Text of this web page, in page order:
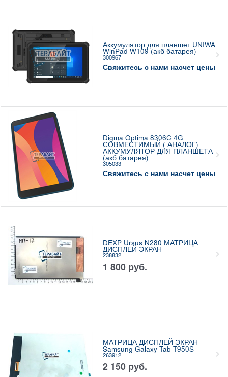
Аккумулятор для планшет UNIWA
WinPad W109 (акб батарея)
300967
Свяжитесь с нами насчет цены
Digma Optima 8306C 4G
СОВМЕСТИМЫЙ ( АНАЛОГ)
АККУМУЛЯТОР ДЛЯ ПЛАНШЕТА
(акб батарея)
305033
Свяжитесь с нами насчет цены
DEXP Ursus N280 МАТРИЦА
ДИСПЛЕЙ ЭКРАН
238832
1 800 руб.
МАТРИЦА ДИСПЛЕЙ ЭКРАН
Samsung Galaxy Tab T950S
263912
2 150 руб.